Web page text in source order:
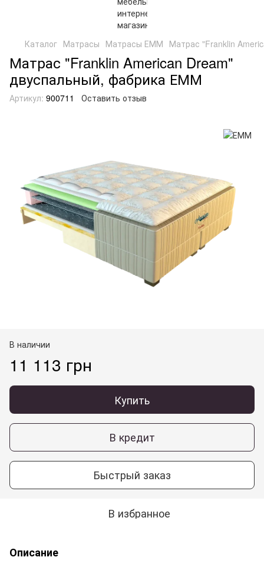
Каталог Матрасы Матрасы ЕММ Матрас "Franklin
Матрас "Franklin American Dream"
двуспальный, фабрика ЕММ
Артикул: 900711 Оставить отзыв
В наличии
11 113 грн
Купить
В кредит
Быстрый заказ
В избранное
Описание